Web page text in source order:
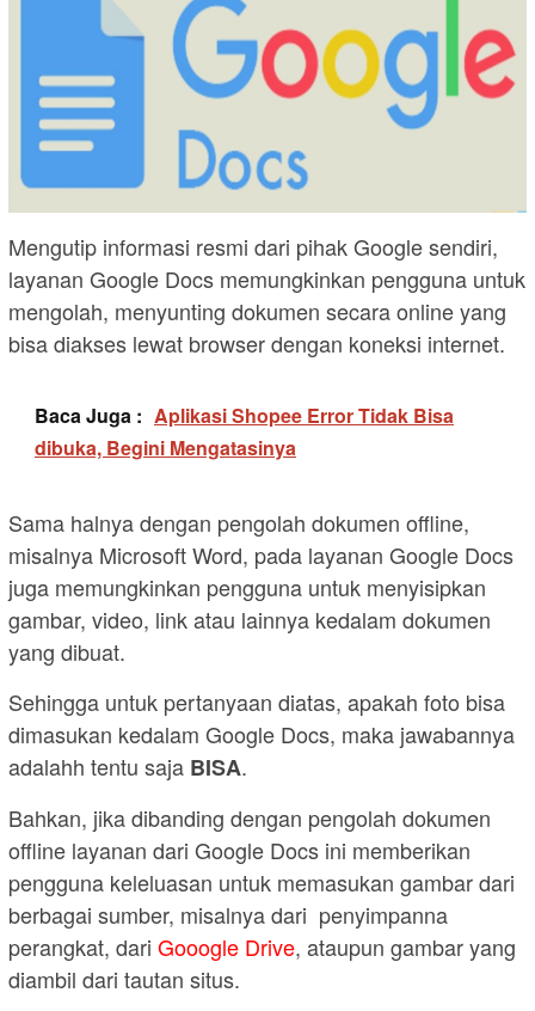
Mengutip informasi resmi dari pihak Google sendiri,
layanan Google Docs memungkinkan pengguna untuk
mengolah, menyunting dokumen secara online yang
bisa diakses lewat browser dengan koneksi internet.
Baca Juga : Aplikasi Shopee Error Tidak Bisa
dibuka, Begini Mengatasinya
Sama halnya dengan pengolah dokumen offline,
misalnya Microsoft Word, pada layanan Google Docs
juga memungkinkan pengguna untuk menyisipkan
gambar, video, link atau lainnya kedalam dokumen
yang dibuat.
Sehingga untuk pertanyaan diatas, apakah foto bisa
dimasukan kedalam Google Docs, maka jawabannya
adalahh tentu saja BISA.
Bahkan, jika dibanding dengan pengolah dokumen
offline layanan dari Google Docs ini memberikan
pengguna keleluasan untuk memasukan gambar dari
berbagai sumber, misalnya dari penyimpanna
perangkat, dari Gooogle Drive, ataupun gambar yang
diambil dari tautan situs.